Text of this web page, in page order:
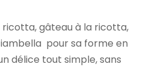
gâteau à la ricotta,
pour sa forme en
délice tout simple, sans